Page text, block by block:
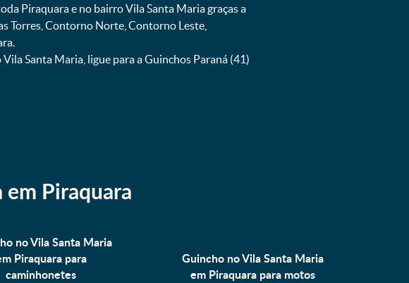
Piraquara e no bairro Vila Santa Maria graças a
Torres, Contorno Norte, Contorno Leste,
Santa Maria, ligue para a Guinchos Paraná (41)
Piraquara
no Vila Santa Maria
Piraquara para
caminhonetes
Guincho no Vila Santa Maria
em Piraquara para motos